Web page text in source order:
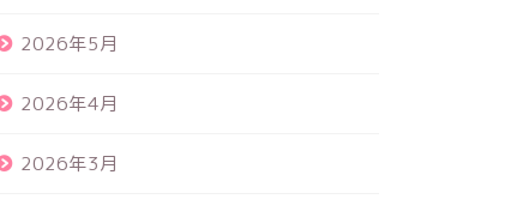
2026年5月
2026年4月
2026年3月